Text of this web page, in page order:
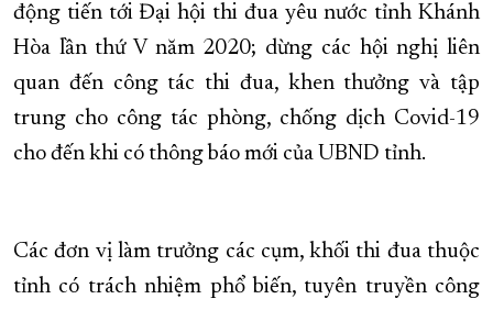
động tiến tới Đại hội thi đua yêu nước tỉnh Khánh
Hòa lần thứ V năm 2020; dừng các hội nghị liên
quan đến công tác thi đua, khen thưởng và tập
trung cho công tác phòng, chống dịch Covid-19
cho đến khi có thông báo mới của UBND tỉnh.
Các đơn vị làm trưởng các cụm, khối thi đua thuộc
tỉnh có trách nhiệm phổ biến, tuyên truyền công